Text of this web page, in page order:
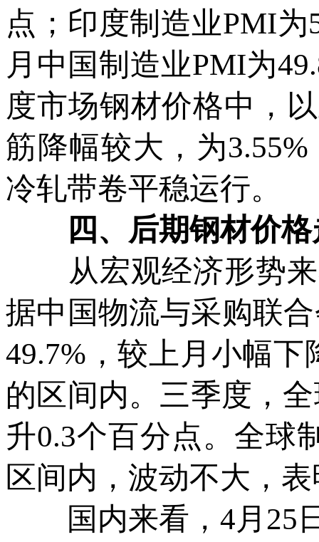
点；印度制造业PMI为
月中国制造业PMI为
度市场钢材价格中，
筋降幅较大，为
冷轧带卷平稳运行。
四、后期钢材价格
从宏观经济形势来
据中国物流与采购联
49.7%，较上月小幅下
的区间内。三季度，
升0.3个百分点。全球
区间内，波动不大，
国内来看，4月25日